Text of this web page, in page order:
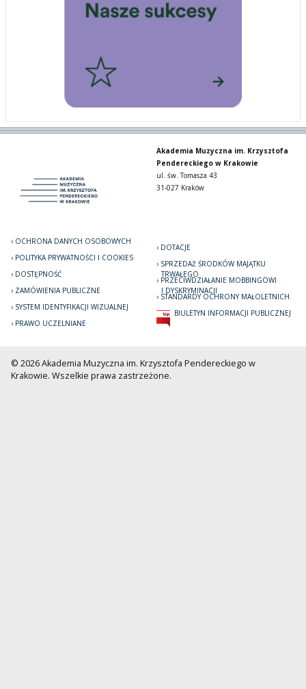
Akademia Muzyczna im. Krzysztofa
Pendereckiego w Krakowie
ul. św. Tomasza 43
31-027 Kraków
OCHRONA DANYCH OSOBOWYCH
POLITYKA PRYWATNOŚCI I COOKIES
DOSTĘPNOŚĆ
ZAMÓWIENIA PUBLICZNE
SYSTEM IDENTYFIKACJI WIZUALNEJ
PRAWO UCZELNIANE
DOTACJE
SPRZEDAŻ ŚRODKÓW MAJĄTKU
TRWAŁEGO
PRZECIWDZIAŁANIE MOBBINGOWI
I DYSKRYMINACJI
STANDARDY OCHRONY MAŁOLETNICH
BIULETYN INFORMACJI PUBLICZNEJ
© 2026 Akademia Muzyczna im. Krzysztofa Pendereckiego w
Krakowie. Wszelkie prawa zastrzeżone.